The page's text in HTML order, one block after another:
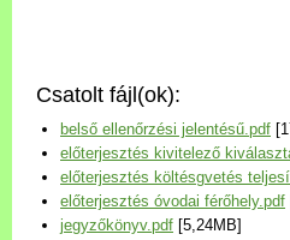
Választási információk
Versenyképes Járások
Program
Csatolt fájl(ok):
belső ellenőrzési jelentésű.pdf
előterjesztés kivitelező
előterjesztés költésgvetés
előterjesztés óvodai férőhely.pdf
jegyzőkönyv.pdf [5,24MB]